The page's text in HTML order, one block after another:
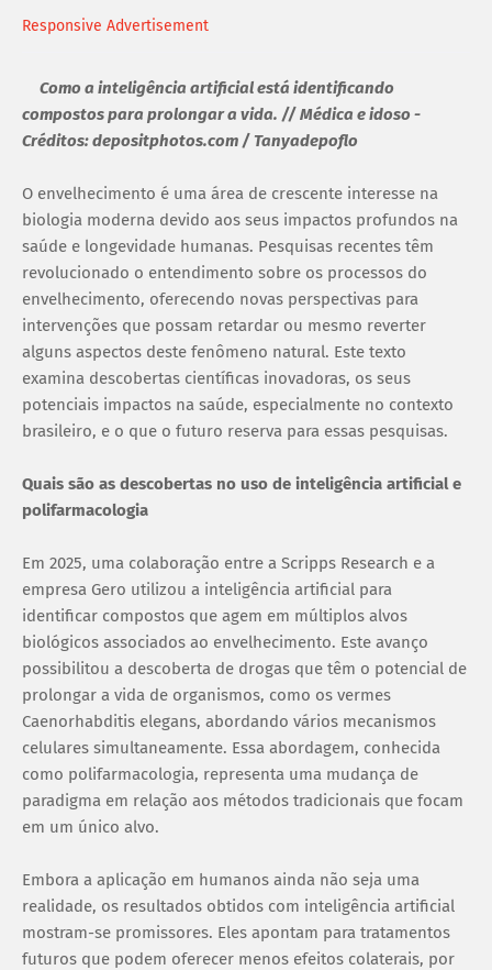
Responsive Advertisement
Como a inteligência artificial está identificando
compostos para prolongar a vida. // Médica e idoso -
Créditos: depositphotos.com / Tanyadepoflo
O envelhecimento é uma área de crescente interesse na
biologia moderna devido aos seus impactos profundos na
saúde e longevidade humanas. Pesquisas recentes têm
revolucionado o entendimento sobre os processos do
envelhecimento, oferecendo novas perspectivas para
intervenções que possam retardar ou mesmo reverter
alguns aspectos deste fenômeno natural. Este texto
examina descobertas científicas inovadoras, os seus
potenciais impactos na saúde, especialmente no contexto
brasileiro, e o que o futuro reserva para essas pesquisas.
Quais são as descobertas no uso de inteligência artificial e
polifarmacologia
Em 2025, uma colaboração entre a Scripps Research e a
empresa Gero utilizou a inteligência artificial para
identificar compostos que agem em múltiplos alvos
biológicos associados ao envelhecimento. Este avanço
possibilitou a descoberta de drogas que têm o potencial de
prolongar a vida de organismos, como os vermes
Caenorhabditis elegans, abordando vários mecanismos
celulares simultaneamente. Essa abordagem, conhecida
como polifarmacologia, representa uma mudança de
paradigma em relação aos métodos tradicionais que focam
em um único alvo.
Embora a aplicação em humanos ainda não seja uma
realidade, os resultados obtidos com inteligência artificial
mostram-se promissores. Eles apontam para tratamentos
futuros que podem oferecer menos efeitos colaterais, por